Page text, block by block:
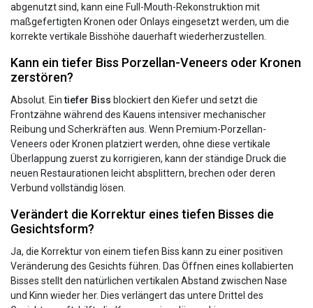
abgenutzt sind, kann eine Full-Mouth-Rekonstruktion mit
maßgefertigten Kronen oder Onlays eingesetzt werden, um die
korrekte vertikale Bisshöhe dauerhaft wiederherzustellen.
Kann ein tiefer Biss Porzellan-Veneers oder Kronen
zerstören?
Absolut. Eintiefer Biss blockiert den Kiefer und setzt die
Frontzähne während des Kauens intensiver mechanischer
Reibung und Scherkräften aus. Wenn Premium-Porzellan-
Veneers oder Kronen platziert werden, ohne diese vertikale
Überlappung zuerst zu korrigieren, kann der ständige Druck die
neuen Restaurationen leicht absplittern, brechen oder deren
Verbund vollständig lösen.
Verändert die Korrektur eines tiefen Bisses die
Gesichtsform?
Ja, die Korrektur von einem tiefen Biss kann zu einer positiven
Veränderung des Gesichts führen. Das Öffnen eines kollabierten
Bisses stellt den natürlichen vertikalen Abstand zwischen Nase
und Kinn wieder her. Dies verlängert das untere Drittel des